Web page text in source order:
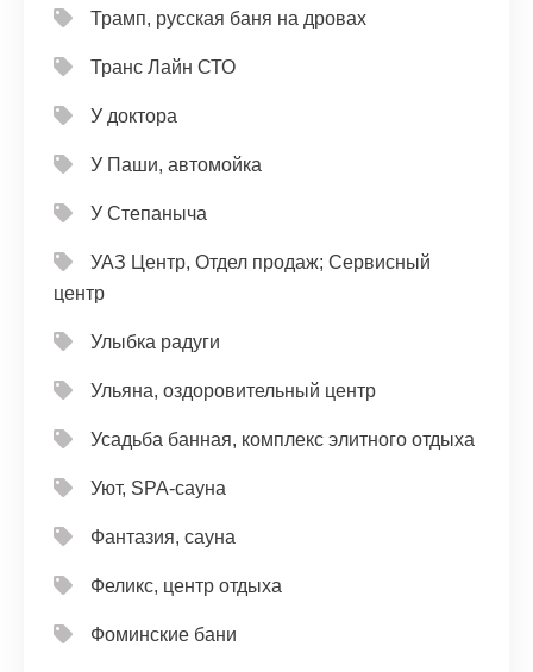
Трамп, русская баня на дровах
Транс Лайн СТО
У доктора
У Паши, автомойка
У Степаныча
УАЗ Центр, Отдел продаж; Сервисный
центр
Улыбка радуги
Ульяна, оздоровительный центр
Усадьба банная, комплекс элитного отдыха
Уют, SPA-сауна
Фантазия, сауна
Феликс, центр отдыха
Фоминские бани